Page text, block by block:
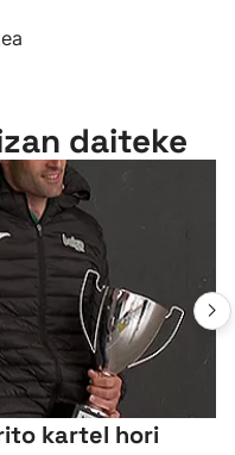
daiteke
kartel hori